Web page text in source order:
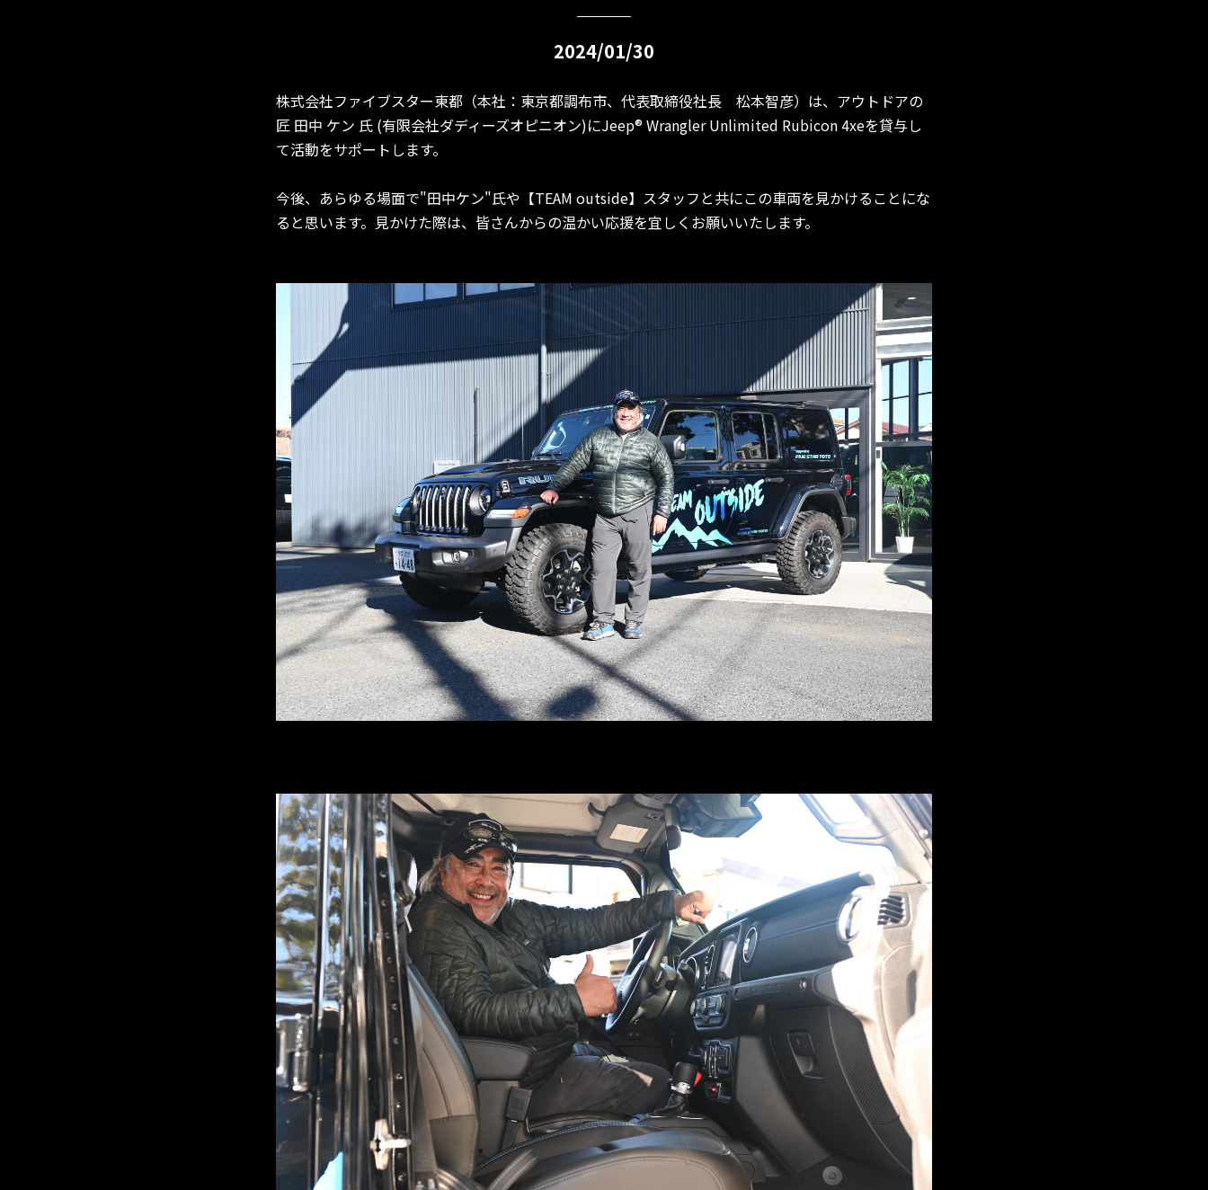
2024/01/30
株式会社ファイブスター東都（本社：東京都調布市、代表取締役社長 松本智彦）は、アウトドアの
匠 田中 ケン 氏 (有限会社ダディーズオピニオン)にJeep® Wrangler Unlimited Rubicon 4xeを貸与し
て活動をサポートします。
今後、あらゆる場面で"田中ケン"氏や【TEAM outside】スタッフと共にこの車両を見かけることにな
ると思います。見かけた際は、皆さんからの温かい応援を宜しくお願いいたします。